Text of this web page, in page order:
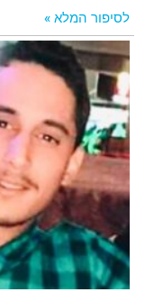
לסיפור המלא »